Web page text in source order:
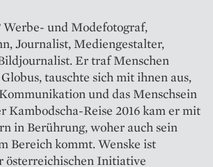
Werbe- und Modefotograf,
Journalist, Mediengestalter,
Er traf Menschen
tauschte sich mit ihnen aus,
und das Menschsein
Kambodscha-Reise 2016 kam er mit
in Berührung, woher auch sein
Bereich kommt. Wenske ist
österreichischen Initiative